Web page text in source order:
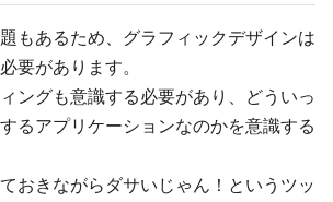
もあるため、グラフィックデザインは
要があります。
ングも意識する必要があり、どういっ
るアプリケーションなのかを意識する
ておきながらダサいじゃん！というツッ